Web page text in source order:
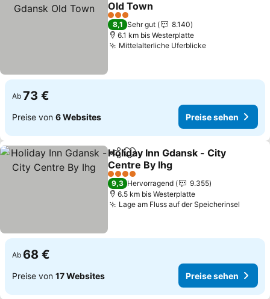
Old Town
3 Sterne
8,1 Sehr gut
8.140
6.1 km bis Westerplatte
Mittelalterliche Uferblicke
Ab 73 €
Preise von 6 Websites Preise sehen
TeilenZu Favoriten hinzufügen
Holiday Inn Gdansk - City
Centre By Ihg
4 Sterne
9,3 Hervorragend
9.355
6.5 km bis Westerplatte
Lage am Fluss auf der Speicherinsel
Ab 68 €
Preise von 17 Websites Preise sehen